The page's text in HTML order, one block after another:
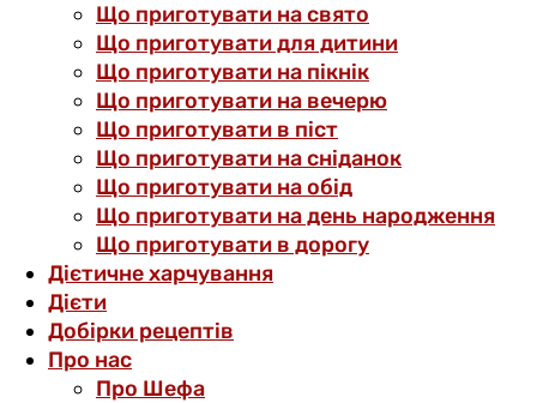
Що приготувати на свято
Що приготувати для дитини
Що приготувати на пікнік
Що приготувати на вечерю
Що приготувати в піст
Що приготувати на сніданок
Що приготувати на обід
Що приготувати на день народження
Що приготувати в дорогу
Дієтичне харчування
Дієти
Добірки рецептів
Про нас
Про Шефа